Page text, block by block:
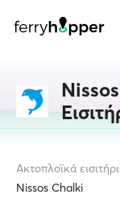
Ακτοπλοϊκά
Nissos Chalki